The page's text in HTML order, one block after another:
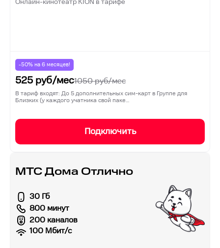
Онлайн-кинотеатр KION в тарифе
-50% на 6 месяцев!
525 руб/мес1050руб/мес
В тариф входят: До 5 дополнительных сим-карт в Группе для
Близких (у каждого учатника свой паке…
Подключить
МТС Дома Отлично
30 Гб
800 минут
200 каналов
100 Мбит/с